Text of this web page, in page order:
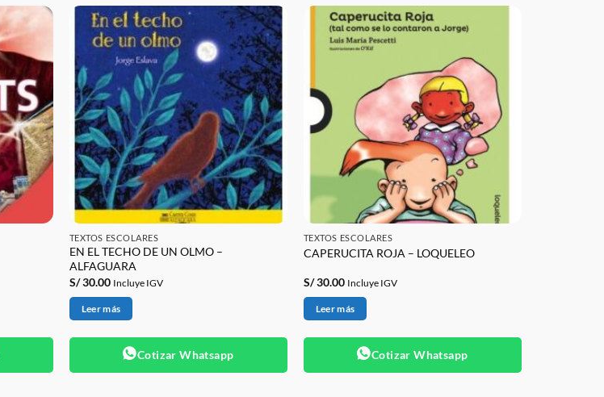
TEXTOS ESCOLARES
EN EL TECHO DE UN OLMO –
ALFAGUARA
S/30.00 Incluye IGV
Leer más
Cotizar Whatsapp
TEXTOS ESCOLARES
CAPERUCITA ROJA – LOQUELEO
S/30.00 Incluye IGV
Leer más
Cotizar Whatsapp